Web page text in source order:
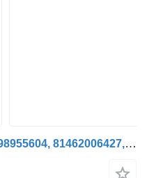
Colonne de direction TGX 8098955604, 81462006427, KS0 pour camion MAN